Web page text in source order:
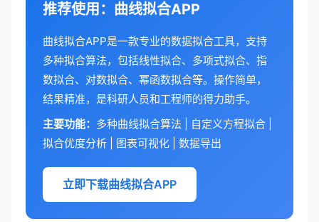
推荐使用：曲线拟合APP
曲线拟合APP是一款专业的数据拟合工具，支持
多种拟合算法，包括线性拟合、多项式拟合、指
数拟合、对数拟合、幂函数拟合等。操作简单，
结果精准，是科研人员和工程师的得力助手。
主要功能： 多种曲线拟合算法 | 自定义方程拟合 |
拟合优度分析 | 图表可视化 | 数据导出
立即下载曲线拟合APP